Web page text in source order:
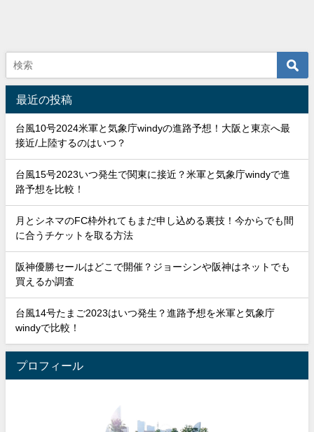
最近の投稿
台風10号2024米軍と気象庁windyの進路予想！大阪と東京へ最
接近/上陸するのはいつ？
台風15号2023いつ発生で関東に接近？米軍と気象庁windyで進
路予想を比較！
月とシネマのFC枠外れてもまだ申し込める裏技！今からでも間
に合うチケットを取る方法
阪神優勝セールはどこで開催？ジョーシンや阪神はネットでも
買えるか調査
台風14号たまご2023はいつ発生？進路予想を米軍と気象庁
windyで比較！
プロフィール